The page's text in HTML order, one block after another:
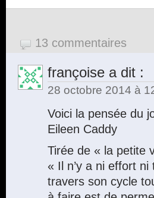
13 commentaires
françoise a dit :
28 octobre 2014 à
Voici la pensée du
Eileen Caddy
Tirée de « la petite
« Il n’y a ni effort
travers son cycle